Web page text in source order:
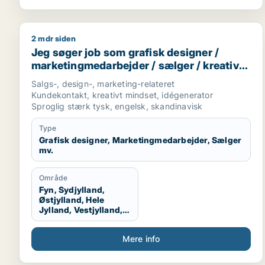
Jeg søger job som grafisk designer /
2 mdr siden
Jeg søger job som grafisk designer /
marketingmedarbejder / sælger / kreativ
medarbejder / produktspecialist
Salgs-, design-, marketing-relateret
Kundekontakt, kreativt mindset, idégenerator
Sproglig stærk tysk, engelsk, skandinavisk
Type
Grafisk designer, Marketingmedarbejder, Sælger
mv.
Område
Fyn, Sydjylland,
Østjylland, Hele
Jylland, Vestjylland,
Midtjylland
Mere info